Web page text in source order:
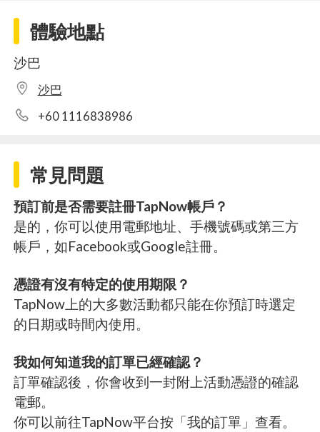
體驗地點
沙巴
沙巴
+60 1116838986
常見問題
預訂前是否需要註冊TapNow帳戶？
是的，你可以使用電郵地址、手機號碼或第三方
帳戶，如Facebook或Google註冊。
憑證有沒有特定的使用期限？
TapNow上的大多數活動都只能在你預訂時選定
的日期或時間內使用。
我如何知道我的訂單已經確認？
訂單確認後，你會收到一封附上活動憑證的確認
電郵。
你可以前往TapNow平台按「我的訂單」查看。